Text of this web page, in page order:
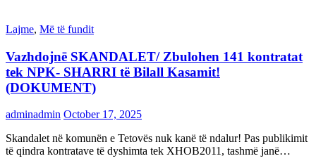
Lajme, Më të fundit
Vazhdojnē SKANDALET/ Zbulohen 141 kontratat
tek NPK- SHARRI të Bilall Kasamit!
(DOKUMENT)
adminadmin October 17, 2025
Skandalet në komunën e Tetovës nuk kanë të ndalur! Pas publikimit
të qindra kontratave të dyshimta tek XHOB2011, tashmë janë…